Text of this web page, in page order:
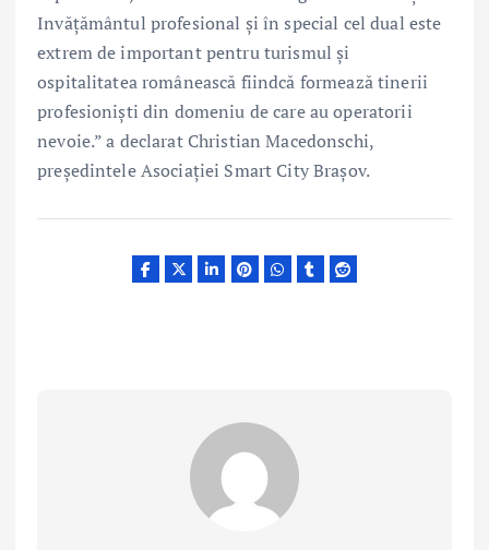
Invățământul profesional și în special cel dual este
extrem de important pentru turismul și
ospitalitatea românească fiindcă formează tinerii
profesioniști din domeniu de care au operatorii
nevoie.” a declarat Christian Macedonschi,
președintele Asociației Smart City Brașov.